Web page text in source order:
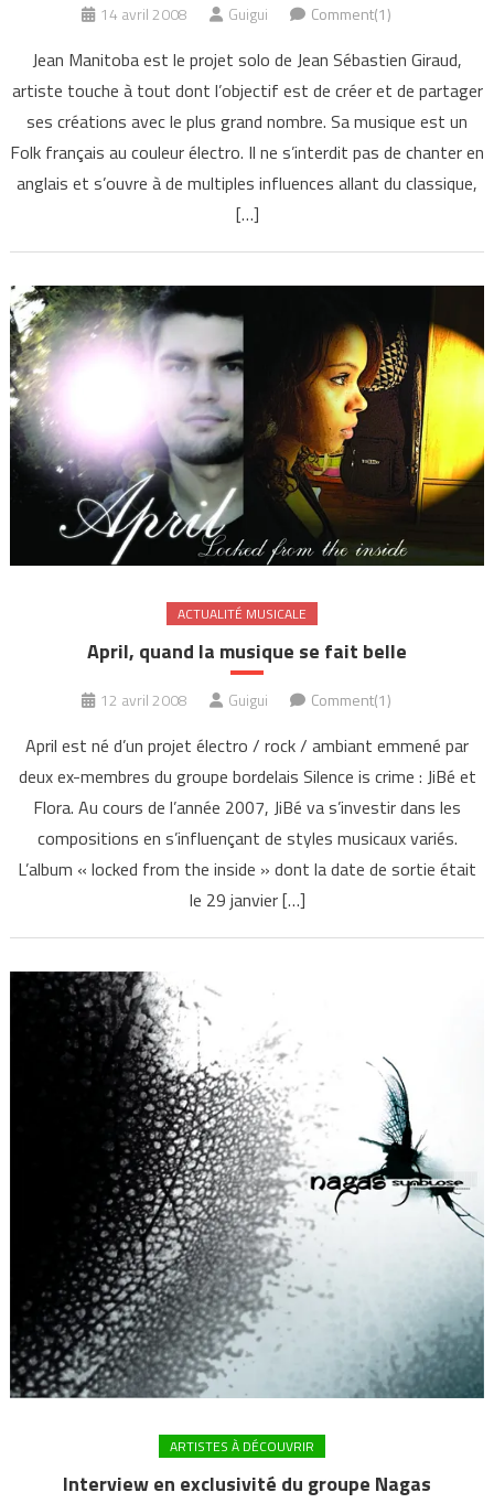
14 avril 2008 Guigui Comment(1)
Jean Manitoba est le projet solo de Jean Sébastien Giraud,
artiste touche à tout dont l’objectif est de créer et de partager
ses créations avec le plus grand nombre. Sa musique est un
Folk français au couleur électro. Il ne s’interdit pas de chanter en
anglais et s’ouvre à de multiples influences allant du classique,
[…]
ACTUALITÉ MUSICALE
April, quand la musique se fait belle
12 avril 2008 Guigui Comment(1)
April est né d’un projet électro / rock / ambiant emmené par
deux ex-membres du groupe bordelais Silence is crime : JiBé et
Flora. Au cours de l’année 2007, JiBé va s’investir dans les
compositions en s’influençant de styles musicaux variés.
L’album « locked from the inside » dont la date de sortie était
le 29 janvier […]
ARTISTES À DÉCOUVRIR
Interview en exclusivité du groupe Nagas